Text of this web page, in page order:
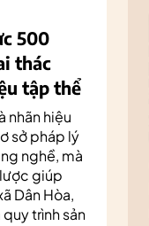
500
thác
tập thể
nhãn hiệu
sở pháp lý
nghề, mà
giúp
Dân Hòa,
quy trình sản